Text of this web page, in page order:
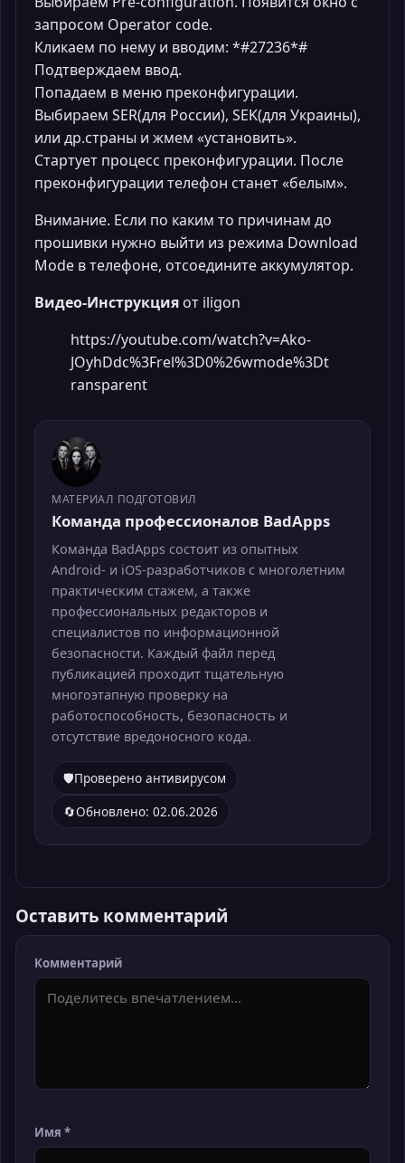
запросом Operator code.
Кликаем по нему и вводим: *#27236*#
Подтверждаем ввод.
Попадаем в меню преконфигурации.
Выбираем SER(для России), SEK(для Украины),
или др.страны и жмем «установить».
Стартует процесс преконфигурации. После
преконфигурации телефон станет «белым».
Внимание. Если по каким то причинам до
прошивки нужно выйти из режима Download
Mode в телефоне, отсоедините аккумулятор.
Видео-Инструкция от iligon
https://youtube.com/watch?v=Ako-
JOyhDdc%3Frel%3D0%26wmode%3Dt
ransparent
МАТЕРИАЛ ПОДГОТОВИЛ
Команда профессионалов BadApps
Команда BadApps состоит из опытных
Android- и iOS-разработчиков с многолетним
практическим стажем, а также
профессиональных редакторов и
специалистов по информационной
безопасности. Каждый файл перед
публикацией проходит тщательную
многоэтапную проверку на
работоспособность, безопасность и
отсутствие вредоносного кода.
🛡️Проверено антивирусом
🔄Обновлено: 02.06.2026
Оставить комментарий
Комментарий
Имя *